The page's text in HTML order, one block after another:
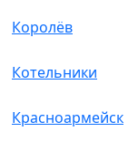
Королёв
Котельники
Красноармейск